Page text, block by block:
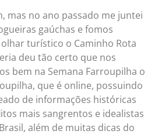
mas no ano passado me juntei
gaúchas e fomos
turístico o Caminho Rota
deu tão certo que nos
bem na Semana Farroupilha o
que é online, possuindo
de informações históricas
mais sangrentos e idealistas
além de muitas dicas do